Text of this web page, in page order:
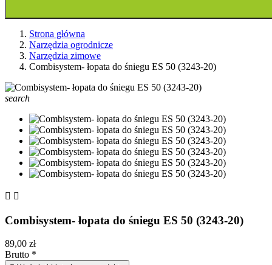
Strona główna
Narzędzia ogrodnicze
Narzędzia zimowe
Combisystem- łopata do śniegu ES 50 (3243-20)
search
 
Combisystem- łopata do śniegu ES 50 (3243-20)
89,00 zł
Brutto *